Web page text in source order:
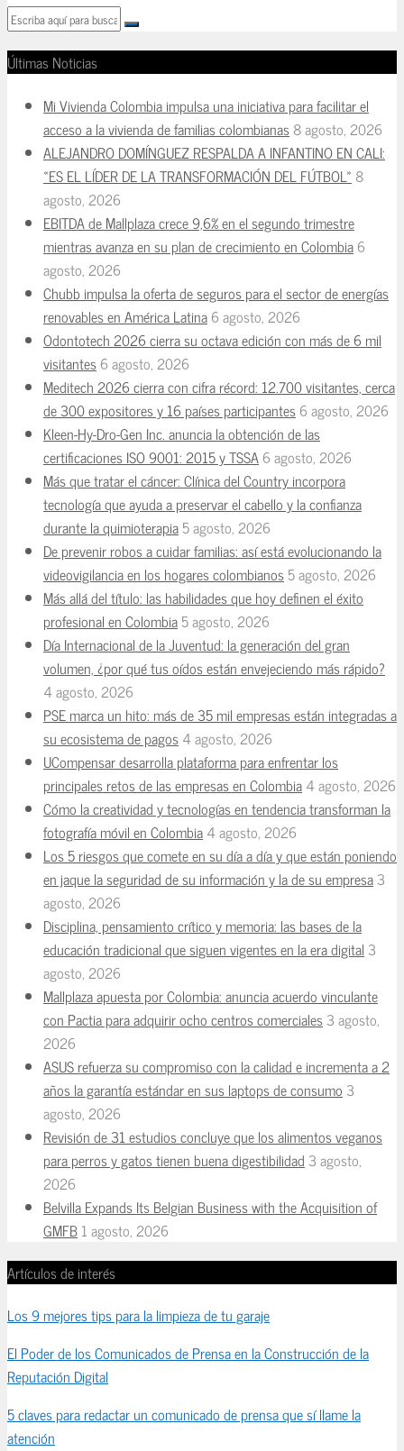
Últimas Noticias
Mi Vivienda Colombia impulsa una iniciativa para facilitar el
acceso a la vivienda de familias colombianas8 agosto, 2026
ALEJANDRO DOMÍNGUEZ RESPALDA A INFANTINO EN CALI:
«ES EL LÍDER DE LA TRANSFORMACIÓN DEL FÚTBOL» 8
agosto, 2026
EBITDA de Mallplaza crece 9,6% en el segundo trimestre
mientras avanza en su plan de crecimiento en Colombia6
agosto, 2026
Chubb impulsa la oferta de seguros para el sector de energías
renovables en América Latina6 agosto, 2026
Odontotech 2026 cierra su octava edición con más de 6 mil
visitantes6 agosto, 2026
Meditech 2026 cierra con cifra récord: 12.700 visitantes, cerca
de 300 expositores y 16 países participantes6 agosto, 2026
Kleen-Hy-Dro-Gen Inc. anuncia la obtención de las
certificaciones ISO 9001: 2015 y TSSA6 agosto, 2026
Más que tratar el cáncer: Clínica del Country incorpora
tecnología que ayuda a preservar el cabello y la confianza
durante la quimioterapia5 agosto, 2026
De prevenir robos a cuidar familias: así está evolucionando la
videovigilancia en los hogares colombianos5 agosto, 2026
Más allá del título: las habilidades que hoy definen el éxito
profesional en Colombia5 agosto, 2026
Día Internacional de la Juventud: la generación del gran
volumen, ¿por qué tus oídos están envejeciendo más rápido?
4 agosto, 2026
PSE marca un hito: más de 35 mil empresas están integradas a
su ecosistema de pagos4 agosto, 2026
UCompensar desarrolla plataforma para enfrentar los
principales retos de las empresas en Colombia4 agosto, 2026
Cómo la creatividad y tecnologías en tendencia transforman la
fotografía móvil en Colombia4 agosto, 2026
Los 5 riesgos que comete en su día a día y que están poniendo
en jaque la seguridad de su información y la de su empresa3
agosto, 2026
Disciplina, pensamiento crítico y memoria: las bases de la
educación tradicional que siguen vigentes en la era digital 3
agosto, 2026
Mallplaza apuesta por Colombia: anuncia acuerdo vinculante
con Pactia para adquirir ocho centros comerciales3 agosto,
2026
ASUS refuerza su compromiso con la calidad e incrementa a 2
años la garantía estándar en sus laptops de consumo 3
agosto, 2026
Revisión de 31 estudios concluye que los alimentos veganos
para perros y gatos tienen buena digestibilidad 3 agosto,
2026
Belvilla Expands Its Belgian Business with the Acquisition of
GMFB1 agosto, 2026
Artículos de interés
Los 9 mejores tips para la limpieza de tu garaje
El Poder de los Comunicados de Prensa en la Construcción de la
Reputación Digital
5 claves para redactar un comunicado de prensa que sí llame la
atención